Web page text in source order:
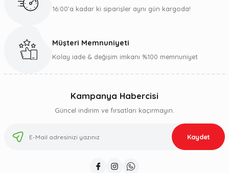
16:00’a kadar ki siparişler aynı gün kargoda!
Müşteri Memnuniyeti
Kolay iade & değişim imkanı %100 memnuniyet
Kampanya Habercisi
Güncel indirim ve fırsatları kaçırmayın.
Kaydet